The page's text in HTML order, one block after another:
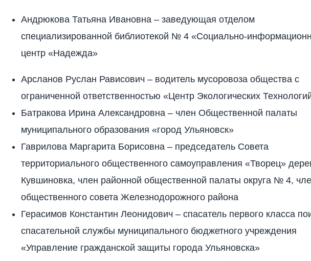
Андрюкова Татьяна Ивановна – заведующая отделом
специализированной библиотекой № 4 «Социально-
центр «Надежда»
Арсланов Руслан Рависович – водитель мусоровоза общества с
ограниченной ответственностью «Центр Экологических
Батракова Ирина Александровна – член Общественной палаты
муниципального образования «город Ульяновск»
Гаврилова Маргарита Борисовна – председатель Совета
территориального общественного самоуправления «Творец»
Кувшиновка, член районной общественной палаты округа № 4,
общественного совета Железнодорожного района
Герасимов Константин Леонидович – спасатель первого класса
спасательной службы муниципального бюджетного учреждения
«Управление гражданской защиты города Ульяновска»